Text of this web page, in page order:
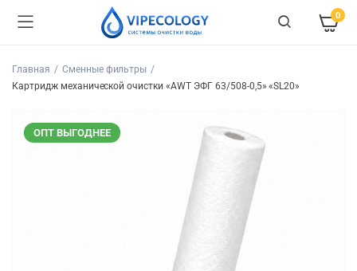
0
Главная
Сменные фильтры
Картридж механической очистки «AWT ЭФГ 63/508-0,5» «SL20»
ОПТ ВЫГОДНЕЕ